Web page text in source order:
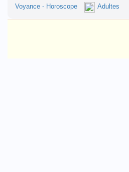
Voyance - Horoscope Adultes